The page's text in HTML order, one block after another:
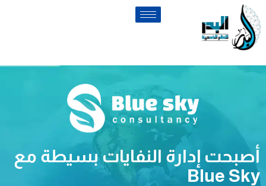
أصبحت إدارة النفايات بسيطة مع
Blue Sky